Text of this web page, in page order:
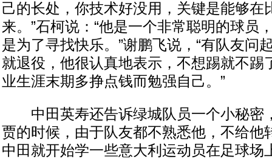
己的长处，你技术好没用，关键是能够在
来。”石柯说：“他是一个非常聪明的球员
是为了寻找快乐。”谢鹏飞说，“有队友问
就退役，他很认真地表示，不想踢就不踢
业生涯末期多挣点钱而勉强自己。”
中田英寿还告诉绿城队员一个小秘密
贾的时候，由于队友都不熟悉他，不给他
中田就开始学一些意大利运动员在足球场